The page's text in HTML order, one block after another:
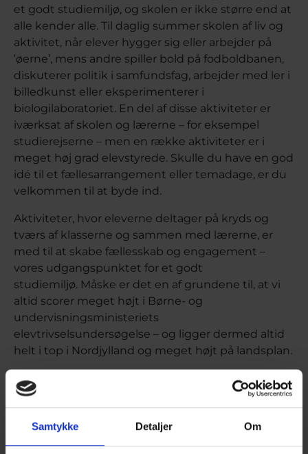
Samtykke Detaljer Om
et godt studiemiljø, og skolen er ikke større end at
alle kender alle. Til daglig summer skolen af liv og
aktivitet, når elever hygger sig eller arbejder på
’øerne’, mens andre spiller bold på fodboldbanen,
diskuterer politik i samfundsfag, arbejder med ler i
billedkunst eller eksperimenterer i
biologilaboratoriet. En del af disse aktiviteter er
iværksat af skolen og lærerne – for eksempel
studierejserne – men en række aktiviteter er i
meget høj grad elevstyrede. Skulle du have en god
idé til et fællesarrangement eller temadage, er du
velkommen til at byde ind.
Aktiviteter, hvor eleverne deltager på kryds og
tværs af klasserne og sammen med lærerne, er
med til at skabe fællesskab og engagement –
vores udgangspunktet for et godt
studiemiljø. Måske er det en af grundene til, at vi
altid scorer meget højt i Børne- og
undervisningsministeriets
elevtrivselsundersøgelse – og ligger dermed altid
helt i top i Nordjylland og meget højt på landsplan.
Hos os er der plads til alle, og vi sørger for, at du får
en god start som ny elev. For at skabe basis for et
godt socialt sammenhold i de nye klasser,
tilrettelægges et intro-forløb for alle nye HF- og
STX-elever, der blandt andet involverer en hyttetur